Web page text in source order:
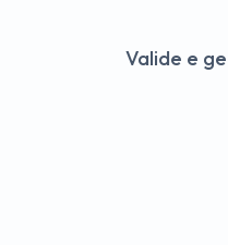
Valide e